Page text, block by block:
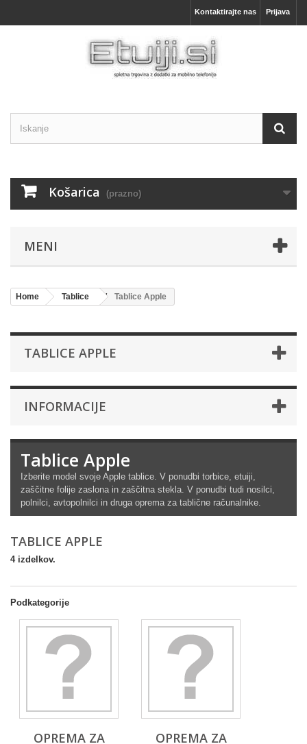
Prijava
Kontaktirajte nas
Košarica (prazno)
MENI
Home Tablice Tablice Apple
TABLICE APPLE
INFORMACIJE
Tablice Apple
Izberite model svoje Apple tablice. V ponudbi torbice, etuiji,
zaščitne folije zaslona in zaščitna stekla. V ponudbi tudi nosilci,
polnilci, avtopolnilci in druga oprema za tablične računalnike.
TABLICE APPLE
4 izdelkov.
Podkategorije
OPREMA ZA
OPREMA ZA